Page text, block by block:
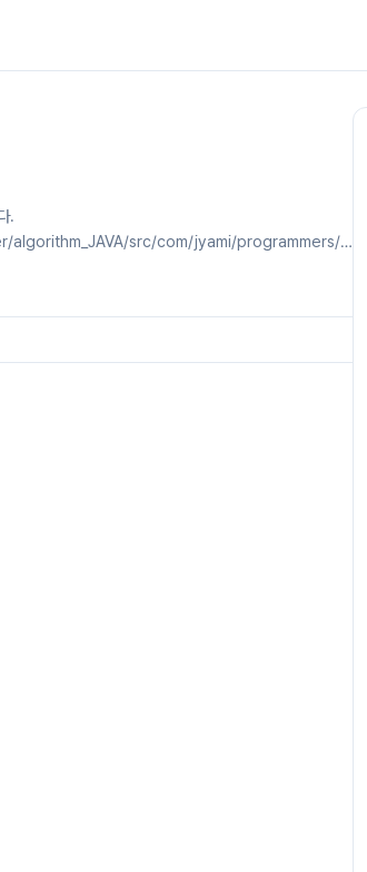
.
src/com/jyami/programmers/hash
:). Contribute to mjung1798/Algorithm
면서 새로운 메소드를 알게 되었다.public String